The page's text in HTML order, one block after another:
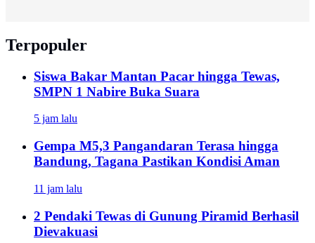
Terpopuler
Siswa Bakar Mantan Pacar hingga Tewas,
SMPN 1 Nabire Buka Suara
5 jam lalu
Gempa M5,3 Pangandaran Terasa hingga
Bandung, Tagana Pastikan Kondisi Aman
11 jam lalu
2 Pendaki Tewas di Gunung Piramid Berhasil
Dievakuasi